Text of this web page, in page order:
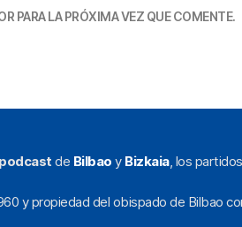
PARA LA PRÓXIMA VEZ QUE COMENTE.
podcast de Bilbao y Bizkaia, los
y propiedad del obispado de Bilbao